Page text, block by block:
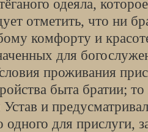
одеяла,
отметить, что ни
комфорту и
для
проживания
быта братии;
и
одного для прислуги,